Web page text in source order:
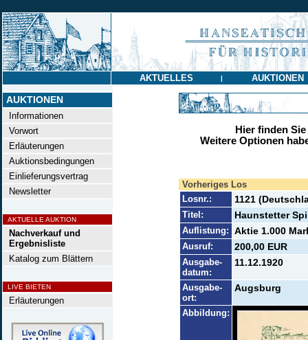
AKTUELLES | AUKTIONEN
AUKTIONEN
Informationen
Vorwort
Erläuterungen
Auktionsbedingungen
Einlieferungsvertrag
Newsletter
AKTUELLE AUKTION
Nachverkauf und
Ergebnisliste
Katalog zum Blättern
LIVE BIETEN
Erläuterungen
Hier finden
Weitere Optionen
Vorheriges Los
Losnr.:
1121
Titel: Haunstetter
Auflistung: Aktie 1.000
Ausruf: 200,00 EUR
Ausgabe-
datum:
11.12.1920
Ausgabe-
ort:
Augsburg
Abbildung: